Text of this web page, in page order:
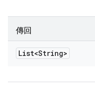
傳回
List<String>